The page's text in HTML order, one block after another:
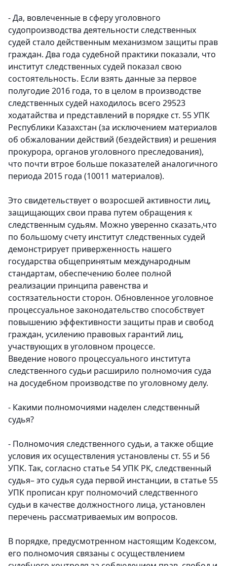
- Да, вовлеченные в сферу уголовного
судопроизводства деятельности следственных
судей стало действенным механизмом защиты прав
граждан. Два года судебной практики показали, что
институт следственных судей показал свою
состоятельность. Если взять данные за первое
полугодие 2016 года, то в целом в производстве
следственных судей находилось всего 29523
ходатайства и представлений в порядке ст. 55 УПК
Республики Казахстан (за исключением материалов
об обжаловании действий (бездействия) и решения
прокурора, органов уголовного преследования),
что почти втрое больше показателей аналогичного
периода 2015 года (10011 материалов).
Это свидетельствует о возросшей активности лиц,
защищающих свои права путем обращения к
следственным судьям. Можно уверенно сказать,что
по большому счету институт следственных судей
демонстрирует приверженность нашего
государства общепринятым международным
стандартам, обеспечению более полной
реализации принципа равенства и
состязательности сторон. Обновленное уголовное
процессуальное законодательство способствует
повышению эффективности защиты прав и свобод
граждан, усилению правовых гарантий лиц,
участвующих в уголовном процессе.
Введение нового процессуального института
следственного судьи расширило полномочия суда
на досудебном производстве по уголовному делу.
- Какими полномочиями наделен следственный
судья?
- Полномочия следственного судьи, а также общие
условия их осуществления установлены ст. 55 и 56
УПК. Так, согласно статье 54 УПК РК, следственный
судья– это судья суда первой инстанции, в статье 55
УПК прописан круг полномочий следственного
судьи в качестве должностного лица, установлен
перечень рассматриваемых им вопросов.
В порядке, предусмотренном настоящим Кодексом,
его полномочия связаны с осуществлением